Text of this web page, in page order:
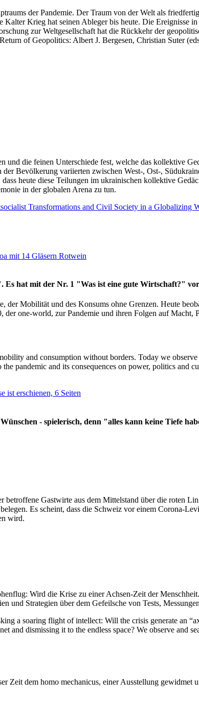
der Pandemie. Der Traum von der Welt als
Krieg hat seinen Ableger bis heute. Die Ereignisse
zur Weltgesellschaft hat die Rückkehr der
of Geopolitics: Albert J. Bergesen, Christian Suter
die feinen Unterschiede fest, welche das kollektive
Bevölkerung variierten zwischen West-, Ost-,
heute diese Teilungen im ukrainischen kollektive
in der globalen Arena zu tun.
Transformations and Civil Society in a Globalizing
mit 14 Gläsern Rotwein
hat mit der Nr. 1 "Was ist eine gute Wirtschaft?"
der Mobilität und des Konsums ohne Grenzen. Heute
one-world, zur Pandemie und ihren Folgen auf
and consumption without borders. Today we
pandemic and its consequences on power, politics and
ist erschienen, 6 Seiten
- spielerisch, denn "alles kann keine Tiefe
Gastwirte aus dem Mittelstand über die roten
Es scheint, dass die Schweiz vor einem Corona-
wird.
Wird die Krise zu einer Achsen-Zeit der
und Strategien über dem Gefeilsche von Tests,
a soaring flight of intellect: Will the crisis generate an
dismissing it to the endless space? We observe and
Zeit dem homo mechanicus, einer Ausstellung gewidmet